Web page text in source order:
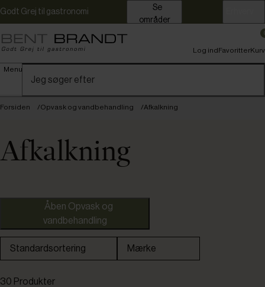
Godt Grej til gastronomi
områder
Menu
Log indFavoritterKurv
Forsiden Opvask og vandbehandling Afkalkning
Afkalkning
vandbehandling
Standardsortering Mærke
30 Produkter